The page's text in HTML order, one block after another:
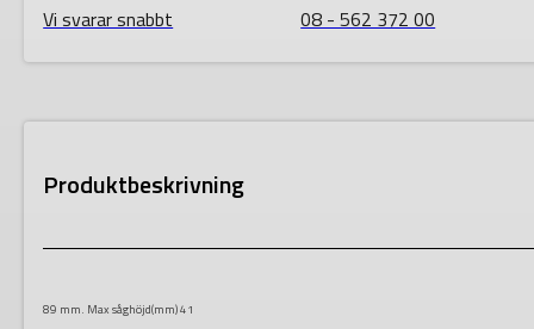
Vi svarar snabbt
08 - 562 372 00
Produktbeskrivning
89 mm. Max såghöjd(mm) 41